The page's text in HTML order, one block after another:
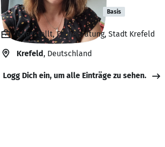
Lisa Andes Greil Basis
Angestellt, Fachberatung, Stadt Krefeld
Krefeld, Deutschland
Logg Dich ein, um alle Einträge zu sehen.